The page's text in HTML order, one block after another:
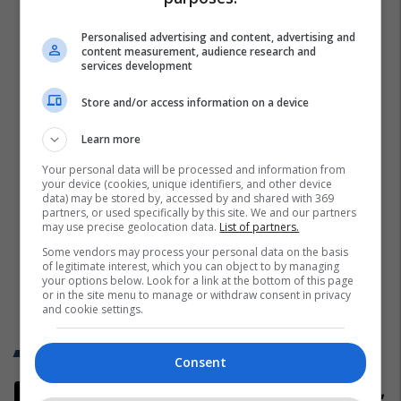
Trend Telegrafi
Përfundon takimin me Abdixhikun,
Personalised advertising and content, advertising and
content measurement, audience research and
services development
Store and/or access information on a device
Learn more
Your personal data will be processed and information from
your device (cookies, unique identifiers, and other device
data) may be stored by, accessed by and shared with 369
partners, or used specifically by this site. We and our partners
may use precise geolocation data. List of partners.
Some vendors may process your personal data on the basis
of legitimate interest, which you can object to by managing
your options below. Look for a link at the bottom of this page
or in the site menu to manage or withdraw consent in privacy
and cookie settings.
Consent